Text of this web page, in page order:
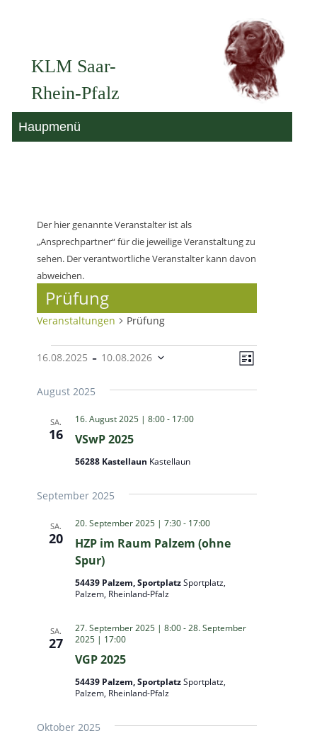
springen
KLM Saar-
Rhein-Pfalz
Haupmenü
Der hier genannte Veranstalter ist als
„Ansprechpartner“ für die jeweilige Veranstaltung zu
sehen. Der verantwortliche Veranstalter kann davon
abweichen.
Prüfung
Veranstaltungen Prüfung
Veranstaltungen Liste
16.08.2025 - 10.08.2026
wählen.
August 2025
SA.
16 VSwP 2025
16. August 2025 | 8:00- 17:00
56288 Kastellaun Kastellaun
September 2025
SA.
20
HZP im Raum Palzem (ohne
Spur)
20. September 2025 | 7:30- 17:00
54439 Palzem, SportplatzSportplatz,
Palzem, Rheinland-Pfalz
SA.
27
VGP 2025
27. September 2025 | 8:00-28. September
2025 | 17:00
54439 Palzem, SportplatzSportplatz,
Palzem, Rheinland-Pfalz
Oktober 2025